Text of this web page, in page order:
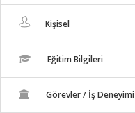
Kişisel
Eğitim Bilgileri
Görevler / İş Deneyimi